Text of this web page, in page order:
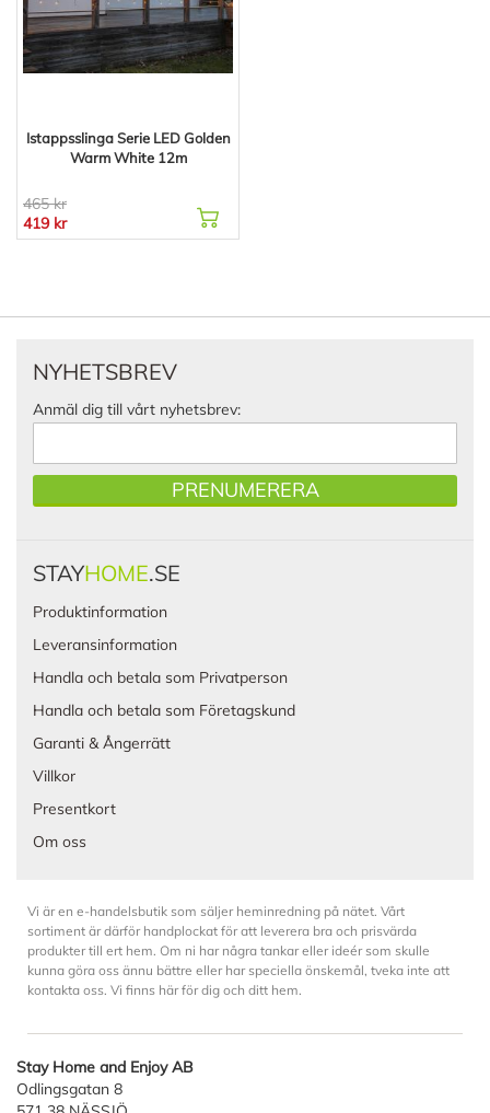
Istappsslinga Serie LED Golden
Warm White 12m
465 kr
419 kr
NYHETSBREV
Anmäl dig till vårt nyhetsbrev:
PRENUMERERA
STAYHOME.SE
Produktinformation
Leveransinformation
Handla och betala som Privatperson
Handla och betala som Företagskund
Garanti & Ångerrätt
Villkor
Presentkort
Om oss
Vi är en e-handelsbutik som säljer heminredning på nätet. Vårt
sortiment är därför handplockat för att leverera bra och prisvärda
produkter till ert hem. Om ni har några tankar eller ideér som skulle
kunna göra oss ännu bättre eller har speciella önskemål, tveka inte att
kontakta oss. Vi finns här för dig och ditt hem.
Stay Home and Enjoy AB
Odlingsgatan 8